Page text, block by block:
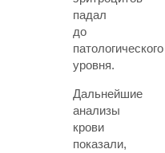
падал
до
патологического
уровня.
Дальнейшие
анализы
крови
показали,